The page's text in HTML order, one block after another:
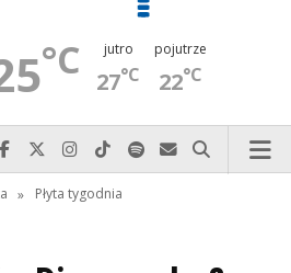
°C jutro
27°C
pojutrze
22°C
po prostu do nas zadzwoń
Odwiedź nas na Facebook-u
Odwiedź nas na X
Odwiedź nas na Instagram-ie
Odwiedź nas na TikTok-u
Szukaj nas na Spotify
Wyślij do nas
Szukaj
» Płyta tygodnia